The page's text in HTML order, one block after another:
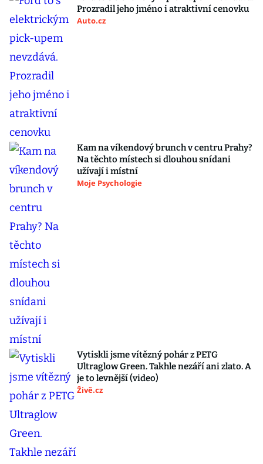
Prozradil jeho jméno i atraktivní cenovku
Auto.cz
Kam na víkendový brunch v centru Prahy?
Na těchto místech si dlouhou snídani
užívají i místní
Moje Psychologie
Vytiskli jsme vítězný pohár z PETG
Ultraglow Green. Takhle nezáří ani zlato. A
je to levnější (video)
Živě.cz